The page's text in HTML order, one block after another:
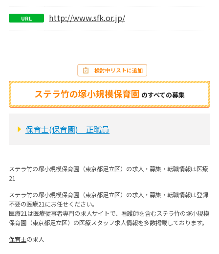
URL http://www.sfk.or.jp/
ステラ竹の塚小規模保育園 のすべての募集
検討中リストに追加
保育士(保育園) 正職員
ステラ竹の塚小規模保育園（東京都足立区）の求人・募集・転職情報は医療
21
ステラ竹の塚小規模保育園（東京都足立区）の求人・募集・転職情報は登録
不要の医療21にお任せください。
医療21は医療従事者専門の求人サイトで、看護師を含むステラ竹の塚小規模
保育園（東京都足立区）の医療スタッフ求人情報を多数掲載しております。
保育士の求人